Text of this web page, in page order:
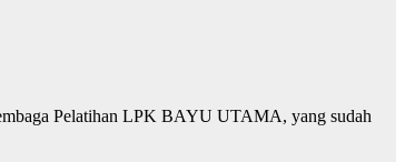
Pelatihan LPK BAYU UTAMA, yang sudah